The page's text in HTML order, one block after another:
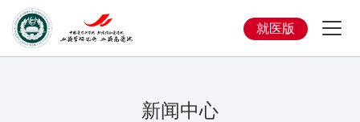
就医版
新闻中心